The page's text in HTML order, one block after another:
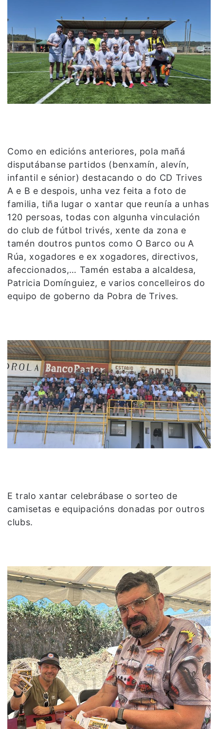
Como en edicións anteriores, pola mañá
disputábanse partidos (benxamín, alevín,
infantil e sénior) destacando o do CD Trives
A e B e despois, unha vez feita a foto de
familia, tiña lugar o xantar que reunía a unhas
120 persoas, todas con algunha vinculación
do club de fútbol trivés, xente da zona e
tamén doutros puntos como O Barco ou A
Rúa, xogadores e ex xogadores, directivos,
afeccionados,… Tamén estaba a alcaldesa,
Patricia Domínguiez, e varios concelleiros do
equipo de goberno da Pobra de Trives.
E tralo xantar celebrábase o sorteo de
camisetas e equipacións donadas por outros
clubs.